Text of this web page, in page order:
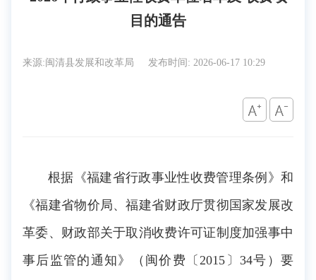
目的通告
来源:闽清县发展和改革局 发布时间: 2026-06-17 10:29
根据《福建省行政事业性收费管理条例》和
《福建省物价局、福建省财政厅贯彻国家发展改
革委、财政部关于取消收费许可证制度加强事中
事后监管的通知》（闽价费〔2015〕34号）要